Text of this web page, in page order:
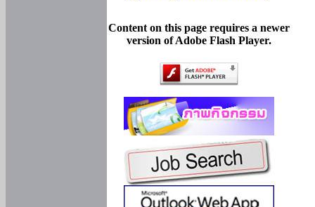
Content on this page requires a newer
version of Adobe Flash Player.